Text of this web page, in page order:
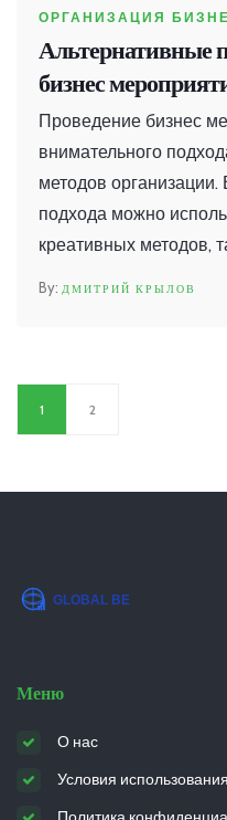
ОРГАНИЗАЦИЯ
Альтернативные
бизнес
Проведение бизнес
внимательного
методов
подхода можно
креативных методов,
статье
мероприятия
событиями.
ДМИТРИЙ КРЫЛОВ
1 2
Меню
О нас
Условия использования